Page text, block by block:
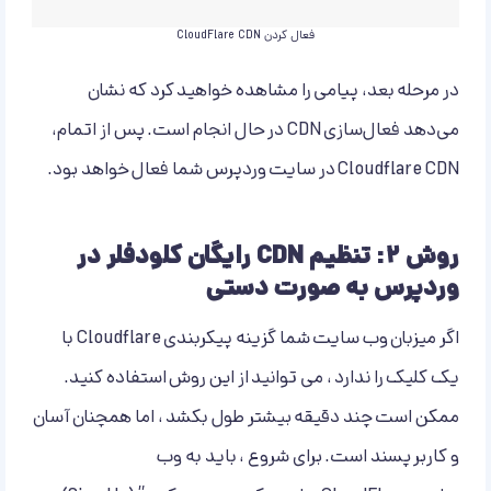
فعال کردن CloudFlare CDN
در مرحله بعد، پیامی را مشاهده خواهید کرد که نشان
می‌دهد فعال‌سازی CDN در حال انجام است. پس از اتمام،
Cloudflare CDN در سایت وردپرس شما فعال خواهد بود.
روش ۲: تنظیم CDN رایگان کلودفلر در
وردپرس به صورت دستی
اگر میزبان وب سایت شما گزینه پیکربندی Cloudflare با
یک کلیک را ندارد ، می توانید از این روش استفاده کنید.
ممکن است چند دقیقه بیشتر طول بکشد ، اما همچنان آسان
و کاربر پسند است. برای شروع ، باید به وب